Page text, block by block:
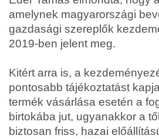
amelynek magyarországi
gazdasági szereplők
2019-ben jelent meg.
Kitért arra is, a
pontosabb tájékoztatást
termék vásárlása esetén a
birtokába jut, ugyanakkor a
biztosan friss, hazai